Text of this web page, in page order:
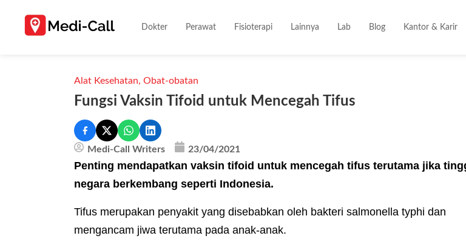
Dokter Perawat Fisioterapi Lainnya Lab Blog Kantor & Karir
Alat Kesehatan, Obat-obatan
Fungsi Vaksin Tifoid untuk Mencegah Tifus
Medi-Call Writers 23/04/2021
Penting mendapatkan vaksin tifoid untuk mencegah tifus terutama jika
negara berkembang seperti Indonesia.
Tifus merupakan penyakit yang disebabkan oleh bakteri salmonella typhi dan
mengancam jiwa terutama pada anak-anak.